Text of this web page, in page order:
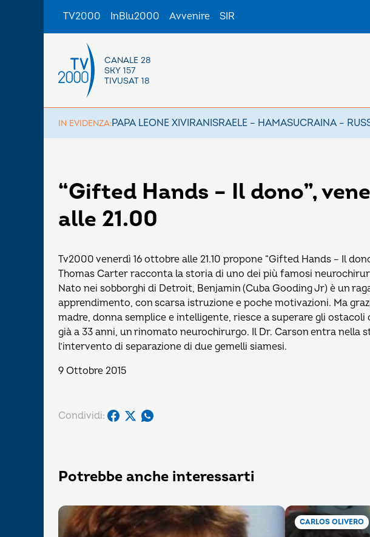
TV2000 InBlu2000 Avvenire SIR
CANALE 28
SKY 157
TIVUSAT 18
IN EVIDENZA:PAPA LEONE XIVIRANISRAELE – HAMASUCRAINA –
“Gifted Hands – Il dono”,
alle 21.00
Tv2000 venerdì 16 ottobre alle 21.10 propone “Gifted Hands – Il
Thomas Carter racconta la storia di uno dei più famosi
Nato nei sobborghi di Detroit, Benjamin (Cuba Gooding Jr) è un
apprendimento, con scarsa istruzione e poche motivazioni. Ma
madre, donna semplice e intelligente, riesce a superare gli ostacoli
già a 33 anni, un rinomato neurochirurgo. Il Dr. Carson entra nella
l’intervento di separazione di due gemelli siamesi.
9 Ottobre 2015
Condividi:
Potrebbe anche interessarti
CARLOS OLIVERO